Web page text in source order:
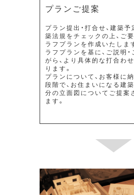
プランご提案
プラン提出・打合せ、建築予
築法規をチェックの上、ご
ラフプランを作成いたしま
ラフプランを基に、ご説明
がら、より具体的な打合わ
ります。
プランについて、お客様に
段階で、お住まいになる建
分の立面図についてご提案
ます。